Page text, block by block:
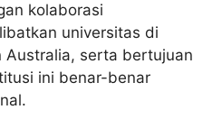
kolaborasi
universitas di
Australia, serta bertujuan
ini benar-benar